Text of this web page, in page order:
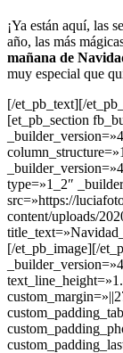
¡Ya están aquí, las
año, las más
mañana de
muy especial que
[/et_pb_text][/
[et_pb_section
type=»1_2″
src=»https://
content/uploads/
[/et_pb_image][/